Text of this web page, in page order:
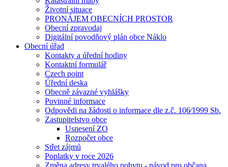
Životní situace
PRONÁJEM OBECNÍCH PROSTOR
Obecní zpravodaj
Digitální povodňový plán obce Náklo
Obecní úřad
Kontakty a úřední hodiny
Kontaktní formulář
Czech point
Úřední deska
Obecně závazné vyhlášky
Povinné informace
Odpovědi na žádosti o informace dle z.č. 106⁄1999 Sb.
Zastupitelstvo obce
Usnesení ZO
Rozpočet obce
Střet zájmů
Poplatky v roce 2026
Změna adresy trvalého pobytu - návod pro občana